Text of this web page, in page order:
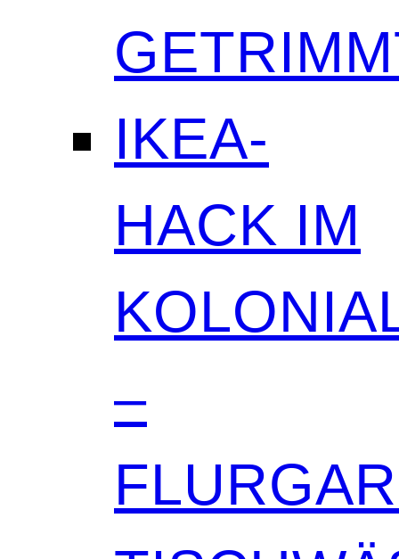
IKEA-
HACK IM
–